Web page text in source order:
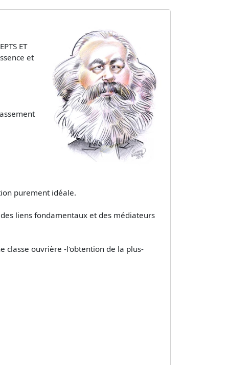
ET
et
purement idéale.
liens fondamentaux et des médiateurs
classe ouvrière -l'obtention de la plus­